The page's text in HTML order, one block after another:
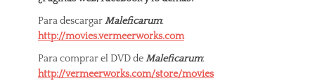
Para descargarMaleficarum:
http://movies.vermeerworks.com
Para comprar el DVD deMaleficarum:
http://vermeerworks.com/store/movies